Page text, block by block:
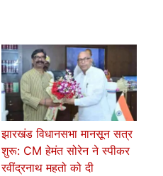
झारखंड विधानसभा मानसून सत्र
शुरू: CM हेमंत सोरेन ने स्पीकर
रवींद्रनाथ महतो को दी